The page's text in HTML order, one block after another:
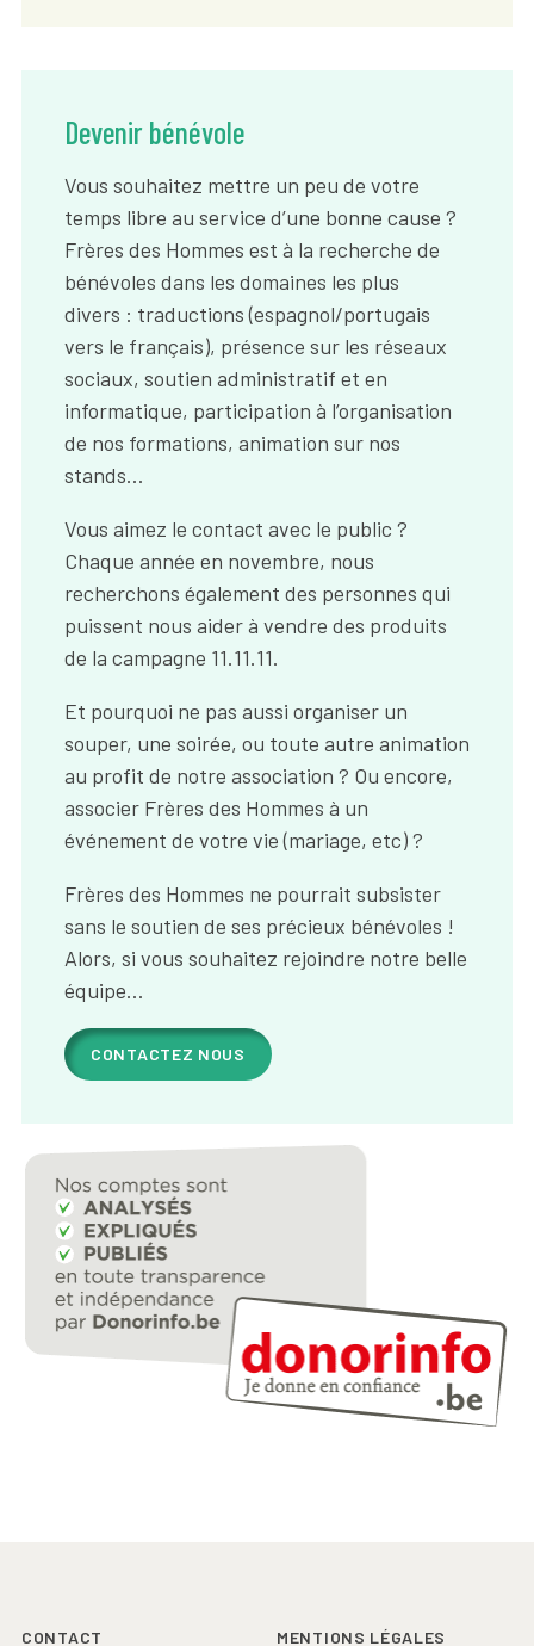
Devenir bénévole
Vous souhaitez mettre un peu de votre
temps libre au service d’une bonne cause ?
Frères des Hommes est à la recherche de
bénévoles dans les domaines les plus
divers : traductions (espagnol/portugais
vers le français), présence sur les réseaux
sociaux, soutien administratif et en
informatique, participation à l’organisation
de nos formations, animation sur nos
stands…
Vous aimez le contact avec le public ?
Chaque année en novembre, nous
recherchons également des personnes qui
puissent nous aider à vendre des produits
de la campagne 11.11.11.
Et pourquoi ne pas aussi organiser un
souper, une soirée, ou toute autre animation
au profit de notre association ? Ou encore,
associer Frères des Hommes à un
événement de votre vie (mariage, etc) ?
Frères des Hommes ne pourrait subsister
sans le soutien de ses précieux bénévoles !
Alors, si vous souhaitez rejoindre notre belle
équipe…
CONTACTEZ NOUS
CONTACT MENTIONS LÉGALES